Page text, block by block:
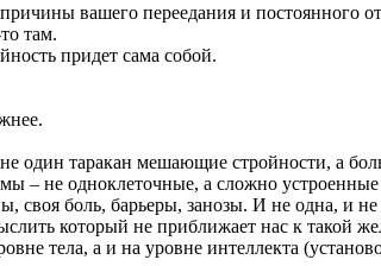
вашего переедания и постоянного
там.
придет сама собой.
один таракан мешающие стройности, а
– не одноклеточные, а сложно
своя боль, барьеры, занозы. И не одна,
который не приближает нас к такой
тела, а и на уровне интеллекта